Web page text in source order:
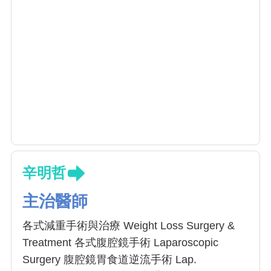
辛明哲
主治醫師
各式減重手術與治療 Weight Loss Surgery &
Treatment 各式腹腔鏡手術 Laparoscopic
Surgery 腹腔鏡胃食道逆流手術 Lap.